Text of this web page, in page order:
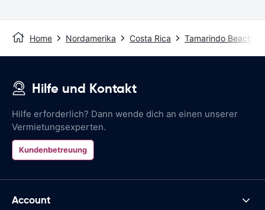
Home Nordamerika Costa Rica Tamarindo Beach
Hilfe und Kontakt
Hilfe erforderlich? Dann wende dich an einen unserer
Vermietungsexperten.
Kundenbetreuung
Account